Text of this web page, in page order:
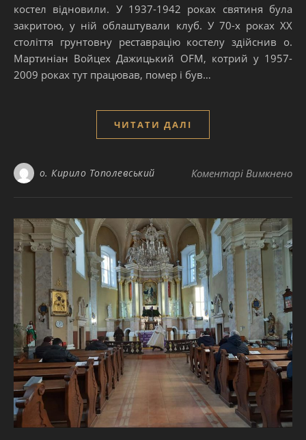
костел відновили. У 1937-1942 роках святиня була
закритою, у ній облаштували клуб. У 70-х роках ХХ
століття грунтовну реставрацію костелу здійснив о.
Мартиніан Войцех Дажицький OFM, котрий у 1957-
2009 роках тут працював, помер і був…
ЧИТАТИ ДАЛІ
о. Кирило Тополевський Коментарі Вимкненодо